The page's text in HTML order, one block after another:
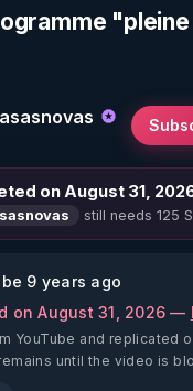
on August 31,
still needs 125
9 years ago
on August 31, 2026 —
YouTube and replicated
until the video is